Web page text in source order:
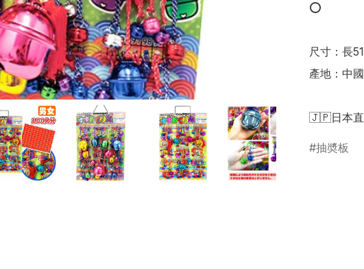
⭕
尺寸：長
產地：中國
🇯🇵日本直
抽奬板